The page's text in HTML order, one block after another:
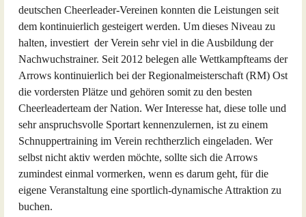
deutschen Cheerleader-Vereinen konnten die Leistungen seit
dem kontinuierlich gesteigert werden. Um dieses Niveau zu
halten, investiert der Verein sehr viel in die Ausbildung der
Nachwuchstrainer. Seit 2012 belegen alle Wettkampfteams der
Arrows kontinuierlich bei der Regionalmeisterschaft (RM) Ost
die vordersten Plätze und gehören somit zu den besten
Cheerleaderteam der Nation. Wer Interesse hat, diese tolle und
sehr anspruchsvolle Sportart kennenzulernen, ist zu einem
Schnuppertraining im Verein rechtherzlich eingeladen. Wer
selbst nicht aktiv werden möchte, sollte sich die Arrows
zumindest einmal vormerken, wenn es darum geht, für die
eigene Veranstaltung eine sportlich-dynamische Attraktion zu
buchen.